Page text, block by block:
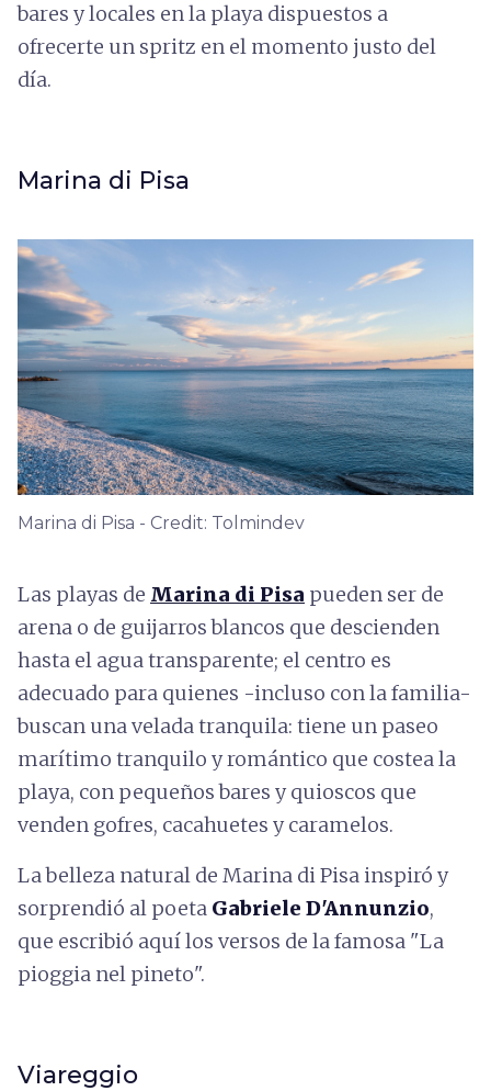
bares y locales en la playa dispuestos a
ofrecerte un spritz en el momento justo del
día.
Marina di Pisa
Marina di Pisa - Credit: Tolmindev
Las playas de Marina di Pisa pueden ser de
arena o de guijarros blancos que descienden
hasta el agua transparente; el centro es
adecuado para quienes -incluso con la familia-
buscan una velada tranquila: tiene un paseo
marítimo tranquilo y romántico que costea la
playa, con pequeños bares y quioscos que
venden gofres, cacahuetes y caramelos.
La belleza natural de Marina di Pisa inspiró y
sorprendió al poeta Gabriele D'Annunzio,
que escribió aquí los versos de la famosa "La
pioggia nel pineto".
Viareggio